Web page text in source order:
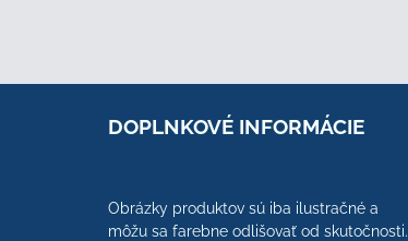
DOPLNKOVÉ INFORMÁCIE
Obrázky produktov sú iba ilustračné a
môžu sa farebne odlišovať od skutočnosti.